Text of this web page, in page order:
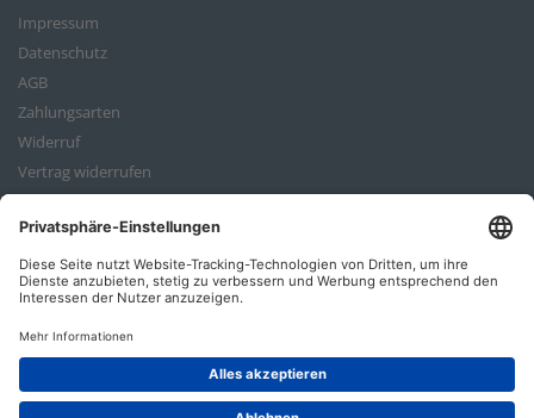
Impressum
Datenschutz
AGB
Zahlungsarten
Widerruf
Vertrag widerrufen
Bestellvorgang
ZAHLUNGSARTEN: